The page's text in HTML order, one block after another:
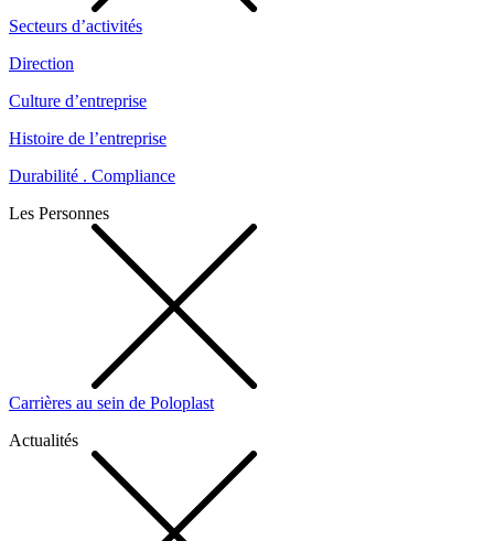
Secteurs d’activités
Direction
Culture d’entreprise
Histoire de l’entreprise
Durabilité . Compliance
Les Personnes
Carrières au sein de Poloplast
Actualités